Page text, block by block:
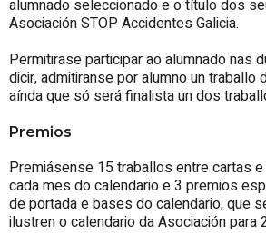
alumnado seleccionado e o título dos
Asociación STOP Accidentes Galicia.
Permitirase participar ao alumnado nas
dicir, admitiranse por alumno un traballo
aínda que só será finalista un dos
Premios
Premiásense 15 traballos entre cartas
cada mes do calendario e 3 premios
de portada e bases do calendario, que
ilustren o calendario da Asociación para